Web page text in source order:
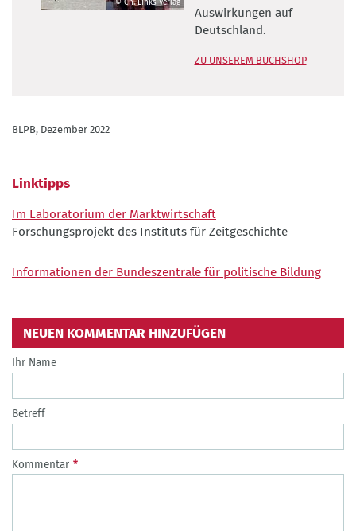
© Ch. Links Verlag
Auswirkungen auf
Deutschland.
ZU UNSEREM BUCHSHOP
BLPB, Dezember 2022
Linktipps
Im Laboratorium der Marktwirtschaft
Forschungsprojekt des Instituts für Zeitgeschichte
Informationen der Bundeszentrale für politische Bildung
NEUEN KOMMENTAR HINZUFÜGEN
Ihr Name
Betreff
Kommentar